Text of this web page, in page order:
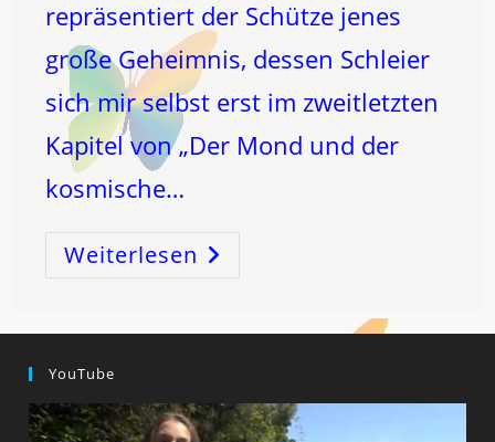
repräsentiert der Schütze jenes
große Geheimnis, dessen Schleier
sich mir selbst erst im zweitletzten
Kapitel von „Der Mond und der
kosmische…
Weiterlesen SCHÜTZE-
Vollmond:
Die
YouTube